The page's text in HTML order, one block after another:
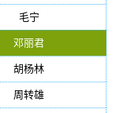
毛宁
邓丽君
胡杨林
周转雄